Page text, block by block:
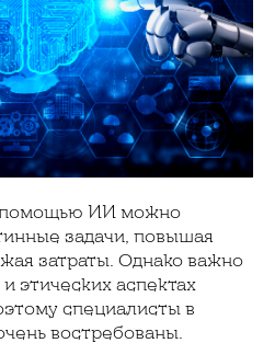
ИИ можно
задачи, повышая
затраты. Однако важно
этических аспектах
специалисты в
востребованы.